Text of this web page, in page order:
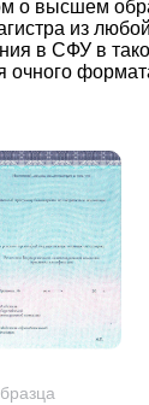
о высшем
из
в СФУ в
очного